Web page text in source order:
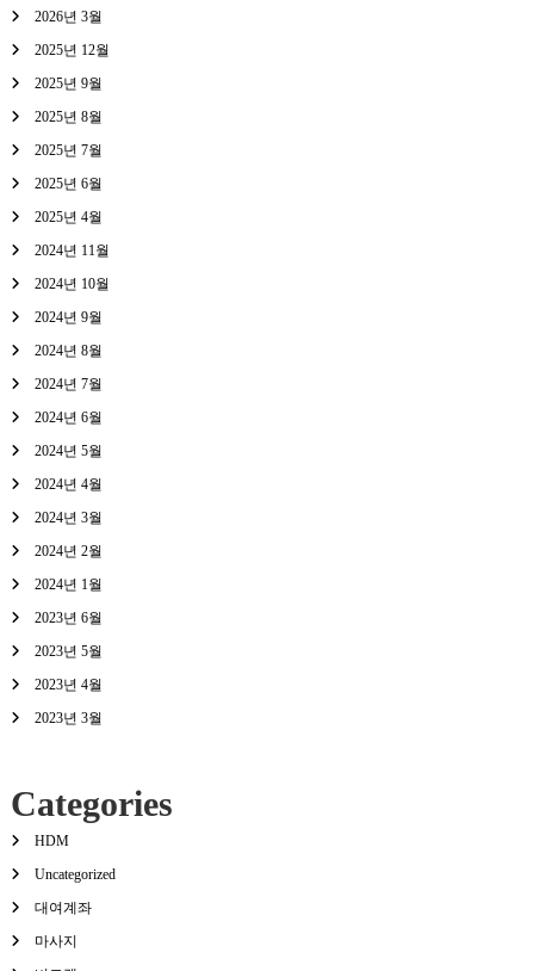
2026년 3월
2025년 12월
2025년 9월
2025년 8월
2025년 7월
2025년 6월
2025년 4월
2024년 11월
2024년 10월
2024년 9월
2024년 8월
2024년 7월
2024년 6월
2024년 5월
2024년 4월
2024년 3월
2024년 2월
2024년 1월
2023년 6월
2023년 5월
2023년 4월
2023년 3월
Categories
HDM
Uncategorized
대여계좌
마사지